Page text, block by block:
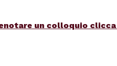
un colloquio clicca